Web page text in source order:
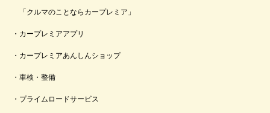
「クルマのことならカープレミア」
カープレミアアプリ
カープレミアあんしんショップ
車検・整備
プライムロードサービス